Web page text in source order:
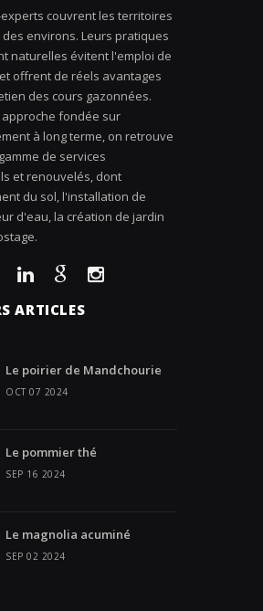
couvrent les territoires
des environs. Leurs pratiques
naturelles évitent l'emploi de
offrent de réels avantages
des cours gazonnées.
approche fondée sur
à long terme, on retrouve
de services
et renouvelés, dont
du sol, l'installation de
d'eau, la création de jardin
ARTICLES
Le poirier de Mandchourie
OCT 07 2024
Le pommier thé
SEP 16 2024
Le magnolia acuminé
SEP 02 2024